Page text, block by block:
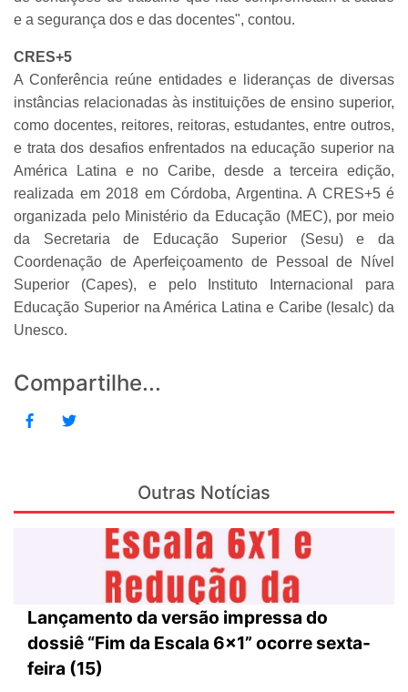
e a segurança dos e das docentes", contou.
CRES+5
A Conferência reúne entidades e lideranças de diversas
instâncias relacionadas às instituições de ensino superior,
como docentes, reitores, reitoras, estudantes, entre outros,
e trata dos desafios enfrentados na educação superior na
América Latina e no Caribe, desde a terceira edição,
realizada em 2018 em Córdoba, Argentina. A CRES+5 é
organizada pelo Ministério da Educação (MEC), por meio
da Secretaria de Educação Superior (Sesu) e da
Coordenação de Aperfeiçoamento de Pessoal de Nível
Superior (Capes), e pelo Instituto Internacional para
Educação Superior na América Latina e Caribe (Iesalc) da
Unesco.
Compartilhe...
Outras Notícias
Lançamento da versão impressa do
dossiê “Fim da Escala 6×1” ocorre sexta-
feira (15)